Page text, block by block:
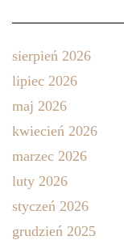
sierpień 2026
lipiec 2026
maj 2026
kwiecień 2026
marzec 2026
luty 2026
styczeń 2026
grudzień 2025